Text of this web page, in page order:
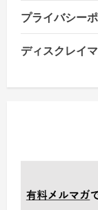
プライバシー
ディスクレイ